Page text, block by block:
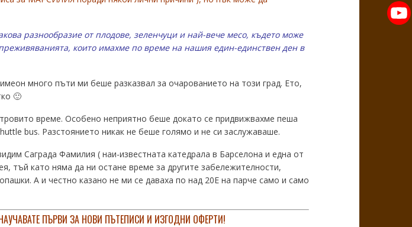
разнообразие от плодове, зеленчуци и най-вече месо, където може
които имахме по време на нашия един-единствен ден в
много пъти ми беше разказвал за очарованието на този град. Ето,
🙂
време. Особено неприятно беше докато се придвижвахме пеша
bus. Разстоянието никак не беше голямо и не си заслужаваше.
Саграда Фамилия ( наи-известната катедрала в Барселона и една от
като няма да ни остане време за другите забележителности,
А и честно казано не ми се даваха по над 20Е на парче само и само
ПЪРВИ ЗА НОВИ ПЪТЕПИСИ И ИЗГОДНИ ОФЕРТИ!